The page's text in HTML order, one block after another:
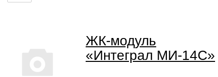
ЖК-модуль
«Интеграл МИ-14C»